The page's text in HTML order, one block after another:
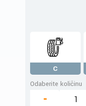
C
Odaberite količinu
-